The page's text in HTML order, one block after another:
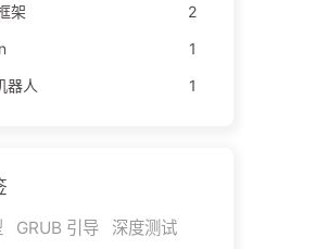
架
2
1
器人
1
GRUB 引导
深度测试